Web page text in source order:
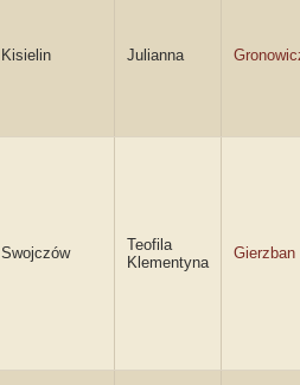
Kisielin Julianna
Swojczów
Teofila
Klementyna
Gierzban